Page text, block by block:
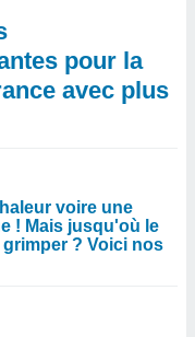
pour la
avec plus
voire une
! Mais jusqu'où le
? Voici nos